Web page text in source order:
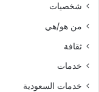
شخصيات
من هو/هي
ثقافة
خدمات
خدمات السعودية